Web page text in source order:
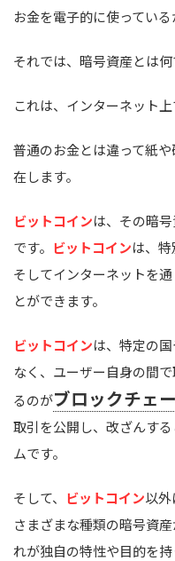
お金を電子的に使っている
それでは、暗号資産とは何
これは、インターネット
普通のお金とは違って紙
在します。
ビットコインは、その暗
です。 ビットコインは、
そしてインターネットを
とができます。
ビットコインは、特定の
なく、ユーザー自身の間
るのがブロックチェ
取引を公開し、改ざんす
ムです。
そして、 ビットコイン以外
さまざまな種類の暗号資
れが独自の特性や目的を持